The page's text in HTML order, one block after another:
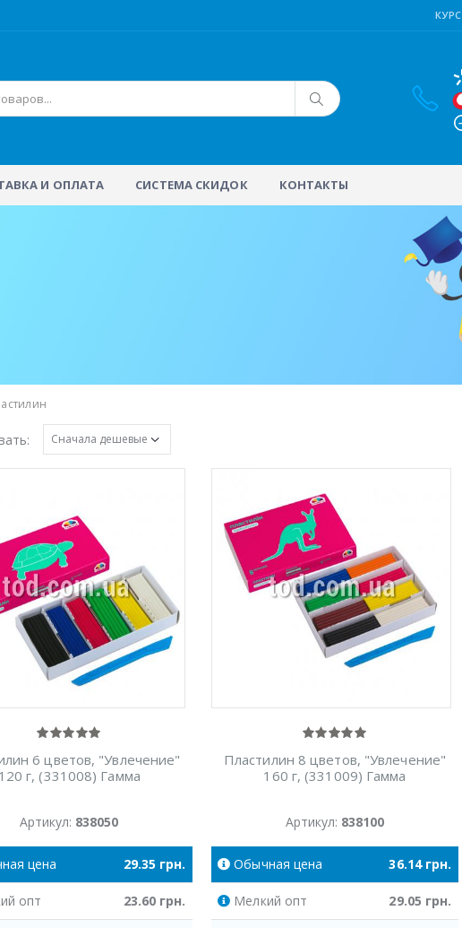
КУРС
И ОПЛАТА СИСТЕМА СКИДОК КОНТАКТЫ
6 цветов, "Увлечение"
г, (331008) Гамма
Артикул: 838050
цена 29.35 грн.
опт 23.60 грн.
Пластилин 8 цветов, "Увлечение"
160 г, (331009) Гамма
Артикул: 838100
Обычная цена 36.14грн.
Мелкий опт 29.05 грн.